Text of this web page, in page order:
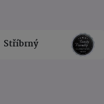
Stříbrný